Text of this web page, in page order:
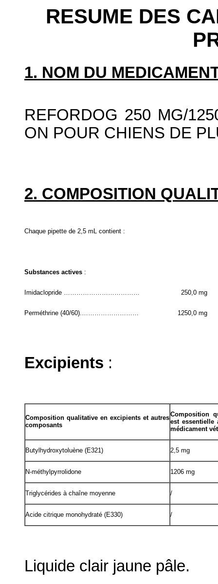
RESUME DES
1. NOM DU
REFORDOG 250 MG/
ON POUR CHIENS DE
2. COMPOSITION
Chaque pipette de 2,5 mL contient :
Substances actives :
Imidaclopride ……………………………… 250,0 mg
Perméthrine (40/60).……………………… 1250,0 mg
Excipients :
Composition qualitative en excipients et autres
composants
Composition
est essentielle
médicament
Butylhydroxytoluène (E321) 2,5 mg
N-méthylpyrrolidone 1206 mg
Triglycérides à chaîne moyenne /
Acide citrique monohydraté (E330) /
Liquide clair jaune pâle.